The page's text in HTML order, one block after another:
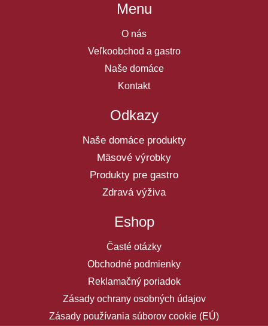
Menu
O nás
Veľkoobchod a gastro
Naše domáce
Kontakt
Odkazy
Naše domáce produkty
Mäsové výrobky
Produkty pre gastro
Zdravá výživa
Eshop
Časté otázky
Obchodné podmienky
Reklamačný poriadok
Zásady ochrany osobných údajov
Zásady používania súborov cookie (EÚ)